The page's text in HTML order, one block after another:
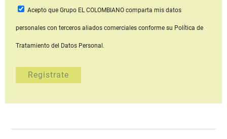
Acepto que Grupo EL COLOMBIANOcomparta mis datos
personales con terceros aliados comerciales conforme su Política de
Tratamiento del Datos Personal.